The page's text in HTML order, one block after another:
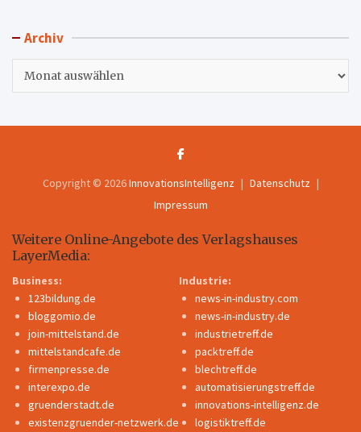
Archiv
Copyright © 2026InnovationsIntelligenz
Datenschutz
Impressum
Weitere Online-Angebote des Verlagshauses
LayerMedia:
Business:
123bildung.de
bloggomio.de
join-mittelstand.de
mittelstandcafe.de
firmenpresse.de
interexpo.de
gruenderstadt.de
existenzgruender-netzwerk.de
Industrie:
news-in-industry.com
news-in-industry.de
industrietreff.de
packtreff.de
blechtreff.de
automatisierungstreff.de
innovations-intelligenz.de
logistiktreff.de